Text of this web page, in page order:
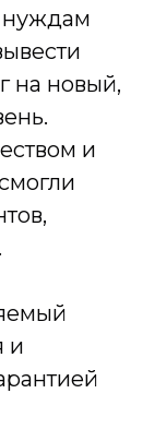
нуждам
на новый,
и
и